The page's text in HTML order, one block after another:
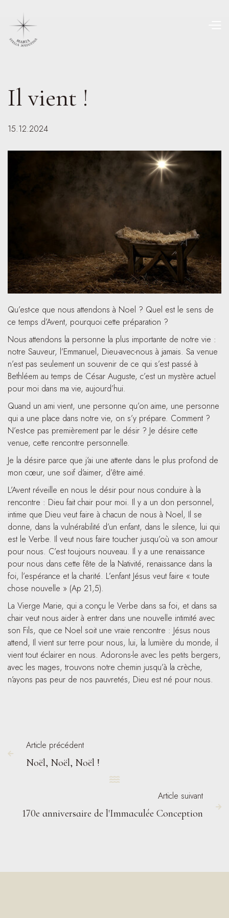
Il vient !
15.12.2024
Qu’est-ce que nous attendons à Noel ? Quel est le sens de
ce temps d’Avent, pourquoi cette préparation ?
Nous attendons la personne la plus importante de notre vie :
notre Sauveur, l’Emmanuel, Dieu-avec-nous à jamais. Sa venue
n’est pas seulement un souvenir de ce qui s’est passé à
Bethléem au temps de César Auguste, c’est un mystère actuel
pour moi dans ma vie, aujourd’hui.
Quand un ami vient, une personne qu’on aime, une personne
qui a une place dans notre vie, on s’y prépare. Comment ?
N’est-ce pas premièrement par le désir ? Je désire cette
venue, cette rencontre personnelle.
Je la désire parce que j’ai une attente dans le plus profond de
mon cœur, une soif d’aimer, d’être aimé.
L’Avent réveille en nous le désir pour nous conduire à la
rencontre : Dieu fait chair pour moi. Il y a un don personnel,
intime que Dieu veut faire à chacun de nous à Noel, Il se
donne, dans la vulnérabilité d’un enfant, dans le silence, lui qui
est le Verbe. Il veut nous faire toucher jusqu’où va son amour
pour nous. C’est toujours nouveau. Il y a une renaissance
pour nous dans cette fête de la Nativité, renaissance dans la
foi, l’espérance et la charité. L’enfant Jésus veut faire « toute
chose nouvelle » (Ap 21,5).
La Vierge Marie, qui a conçu le Verbe dans sa foi, et dans sa
chair veut nous aider à entrer dans une nouvelle intimité avec
son Fils, que ce Noel soit une vraie rencontre : Jésus nous
attend, Il vient sur terre pour nous, lui, la lumière du monde, il
vient tout éclairer en nous. Adorons-le avec les petits bergers,
avec les mages, trouvons notre chemin jusqu’à la crèche,
n’ayons pas peur de nos pauvretés, Dieu est né pour nous.

Article précédent
Noël, Noël, Noël !

Article suivant
170e anniversaire de l'Immaculée Conception 